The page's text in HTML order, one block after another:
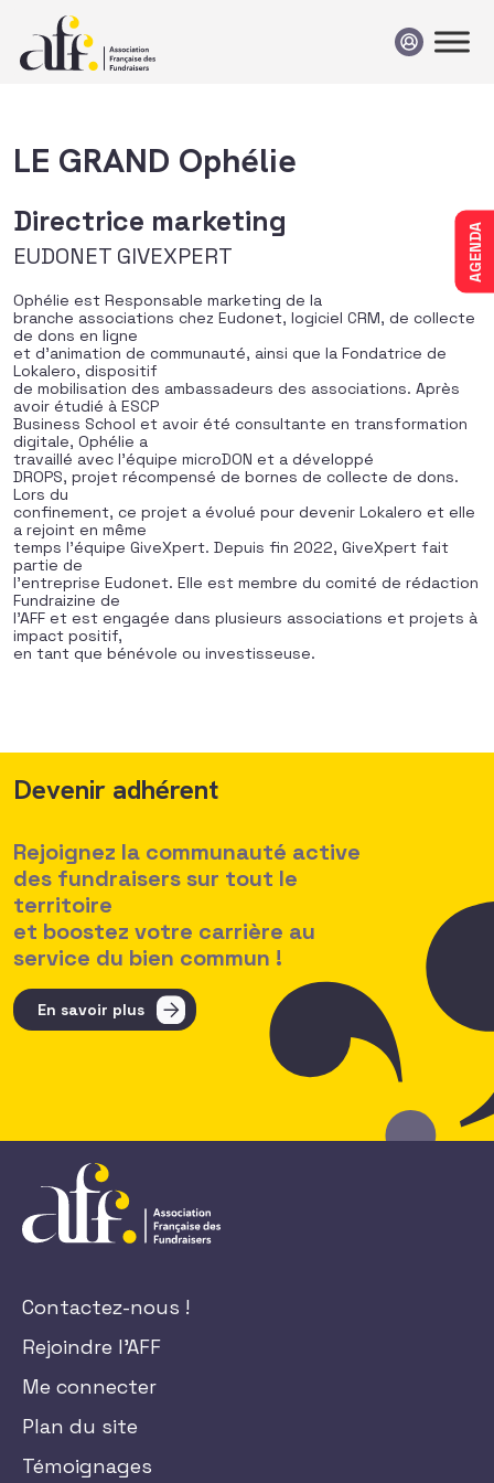
AGENDA
LE GRAND Ophélie
Directrice marketing
EUDONET GIVEXPERT
Ophélie est Responsable marketing de la
branche associations chez Eudonet, logiciel CRM, de collecte
de dons en ligne
et d’animation de communauté, ainsi que la Fondatrice de
Lokalero, dispositif
de mobilisation des ambassadeurs des associations. Après
avoir étudié à ESCP
Business School et avoir été consultante en transformation
digitale, Ophélie a
travaillé avec l’équipe microDON et a développé
DROPS, projet récompensé de bornes de collecte de dons.
Lors du
confinement, ce projet a évolué pour devenir Lokalero et elle
a rejoint en même
temps l’équipe GiveXpert. Depuis fin 2022, GiveXpert fait
partie de
l’entreprise Eudonet. Elle est membre du comité de rédaction
Fundraizine de
l’AFF et est engagée dans plusieurs associations et projets à
impact positif,
en tant que bénévole ou investisseuse.
Devenir adhérent
Rejoignez la communauté active
des fundraisers sur tout le
territoire
et boostez votre carrière au
service du bien commun !
En savoir plus
Contactez-nous !
Rejoindre l'AFF
Me connecter
Plan du site
Témoignages